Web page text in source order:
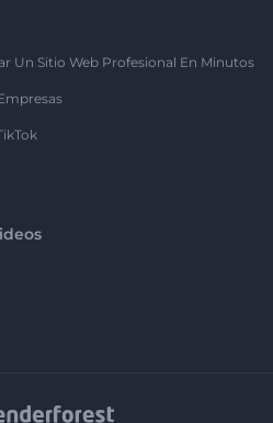
Un Sitio Web Profesional En Minutos